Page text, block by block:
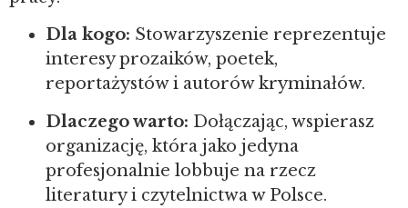
Dla kogo: Stowarzyszenie reprezentuje
interesy prozaików, poetek,
reportażystów i autorów kryminałów.
Dlaczego warto: Dołączając, wspierasz
organizację, która jako jedyna
profesjonalnie lobbuje na rzecz
literatury i czytelnictwa w Polsce.